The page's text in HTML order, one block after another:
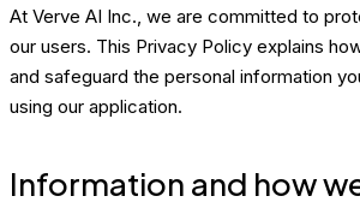
At Verve AI Inc., we are committed to
our users. This Privacy Policy explains
and safeguard the personal information
using our application.
Information and how